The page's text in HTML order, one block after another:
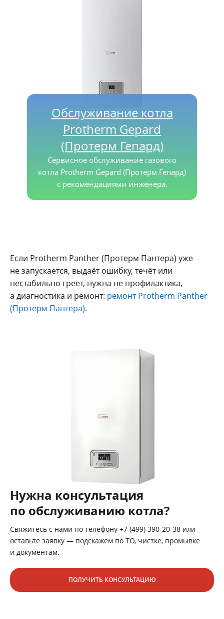
Обслуживание котла
Protherm Gepard
(Протерм Гепард)
Сервисное обслуживание газового
котла Protherm Gepard (Протерм Гепард)
с рекомендациями инженера.
Если Protherm Panther (Протерм Пантера) уже
не запускается, выдаёт ошибку, течёт или
нестабильно греет, нужна не профилактика,
а диагностика и ремонт: ремонт Protherm Panther
(Протерм Пантера).
Нужна консультация
по обслуживанию котла?
Свяжитесь с нами по телефону +7 (499) 390-20-38 или
оставьте заявку — подскажем по ТО, чистке, промывке
и документам.
ПОЛУЧИТЬ КОНСУЛЬТАЦИЮ